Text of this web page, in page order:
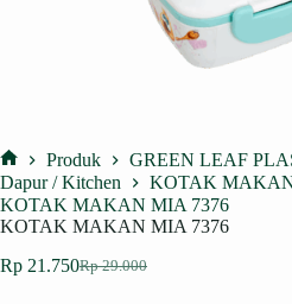
Home
Produk
GREEN LEAF
Dapur / Kitchen
KOTAK
KOTAK MAKAN MIA 7376
KOTAK MAKAN MIA 7376
Rp29.000
Harga
Rp 21.750Harga